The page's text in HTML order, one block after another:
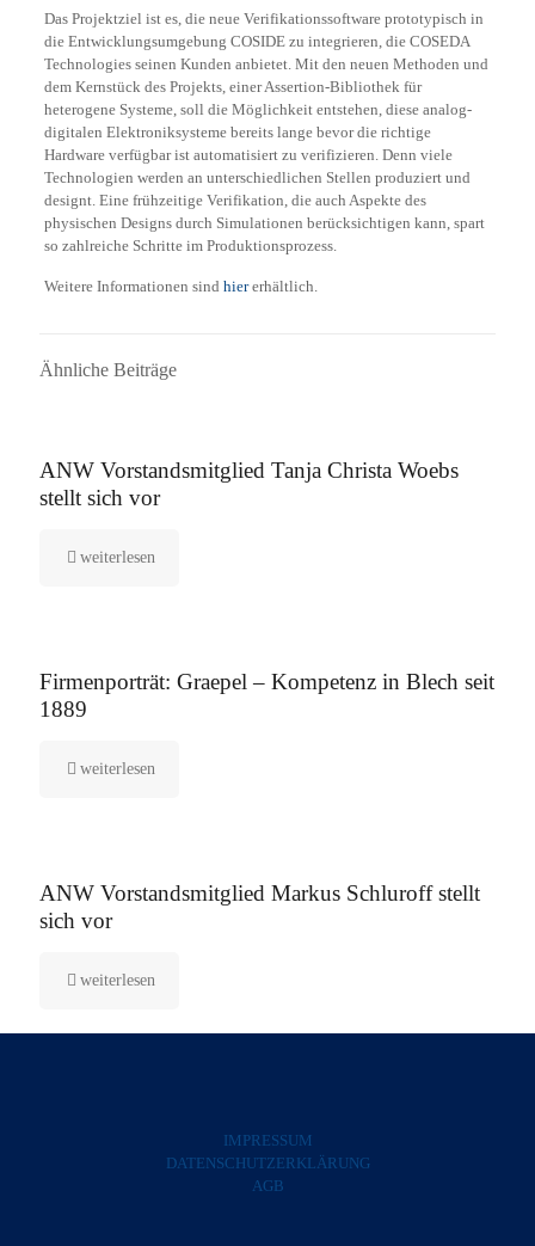
Das Projektziel ist es, die neue Verifikationssoftware prototypisch in
die Entwicklungsumgebung COSIDE zu integrieren, die COSEDA
Technologies seinen Kunden anbietet. Mit den neuen Methoden und
dem Kernstück des Projekts, einer Assertion-Bibliothek für
heterogene Systeme, soll die Möglichkeit entstehen, diese analog-
digitalen Elektroniksysteme bereits lange bevor die richtige
Hardware verfügbar ist automatisiert zu verifizieren. Denn viele
Technologien werden an unterschiedlichen Stellen produziert und
designt. Eine frühzeitige Verifikation, die auch Aspekte des
physischen Designs durch Simulationen berücksichtigen kann, spart
so zahlreiche Schritte im Produktionsprozess.
Weitere Informationen sind hiererhältlich.
Ähnliche Beiträge
ANW Vorstandsmitglied Tanja Christa Woebs
stellt sich vor
weiterlesen
Firmenporträt: Graepel – Kompetenz in Blech seit
1889
weiterlesen
ANW Vorstandsmitglied Markus Schluroff stellt
sich vor
weiterlesen
IMPRESSUM
DATENSCHUTZERKLÄRUNG
AGB